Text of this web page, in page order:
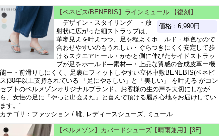
【ベネビス/BENEBIS】ラインミュール 【復刻】
価格：6,990円
―デザイン・スタイリング―・放
射状に広がった細ストラップは、
華奢見えを叶えつつ、足を程よくホールド・単色なので
合わせやすいのもうれしい・ぐらつきにくく安定して歩
けるスクエアヒール・かかと側に伸びたサイドストラッ
プが足をホールド―素材―・上品な質感の合成皮革ー機
能ー・前滑りしにくく、足裏にフィットしやすい立体中敷BENEBIS(ベネビ
ス)30年以上支持されている 「足にやさしい」と「美しい」 を叶える がコン
セプトのベルメゾンオリジナルブランド。お客様の生の声を大切にしなが
ら、女性の足に「やっと出会えた」と喜んで頂ける履き心地をお届けしてい
ます。"
カテゴリ：ファッション / 靴, レディースシューズ, ミュール
【ベルメゾン】カバードシューズ【晴雨兼用】[3E]